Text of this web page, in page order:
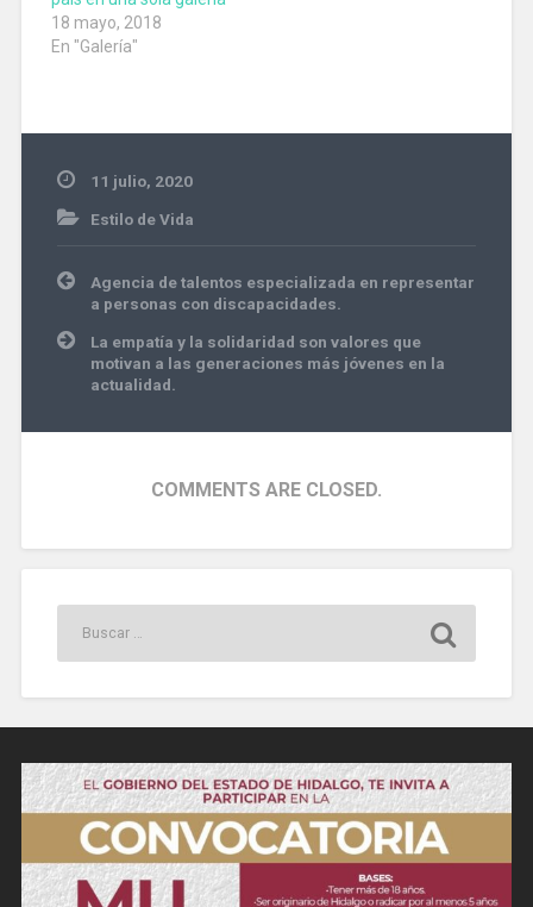
18 mayo, 2018
En "Galería"
11 julio, 2020
Estilo de Vida
Navegación
de
entradas
Agencia de talentos especializada en representar
a personas con discapacidades.
La empatía y la solidaridad son valores que
motivan a las generaciones más jóvenes en la
actualidad.
COMMENTS ARE CLOSED.